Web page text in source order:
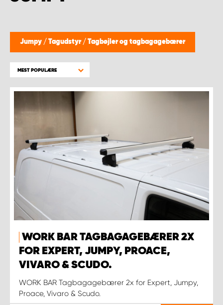
Jumpy / Tagudstyr / Tagbøjler og tagbagagebærer
MEST POPULÆRE
WORK BAR TAGBAGAGEBÆRER 2X
FOR EXPERT, JUMPY, PROACE,
VIVARO & SCUDO.
WORK BAR Tagbagagebærer 2x for Expert, Jumpy,
Proace, Vivaro & Scudo.